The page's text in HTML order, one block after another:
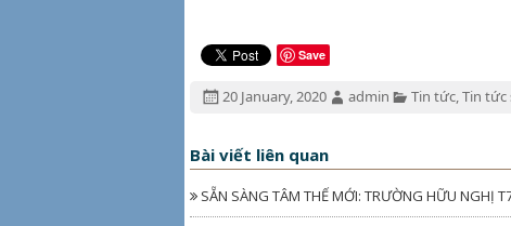
Save
Đăng
20 January, 2020
Tác
admin
Chuyên
Tin tức, Tin tức
Bài viết liên quan
SẴN SÀNG TÂM THẾ MỚI: TRƯỜNG HỮU NGHỊ